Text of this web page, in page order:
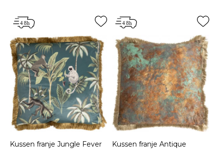
Kussen franje Jungle Fever
Kussen franje Antique